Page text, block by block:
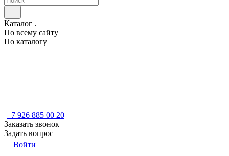
Каталог
По всему сайту
По каталогу
+7 926 885 00 20
Заказать звонок
Задать вопрос
Войти